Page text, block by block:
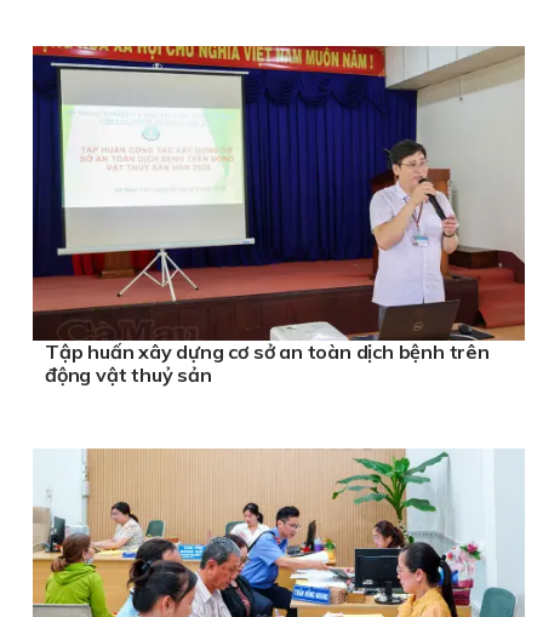
Tập huấn xây dựng cơ sở an toàn dịch bệnh trên
động vật thuỷ sản